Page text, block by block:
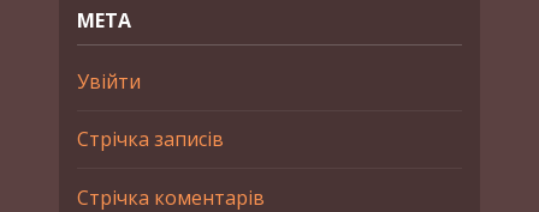
МЕТА
Увійти
Стрічка записів
Стрічка коментарів